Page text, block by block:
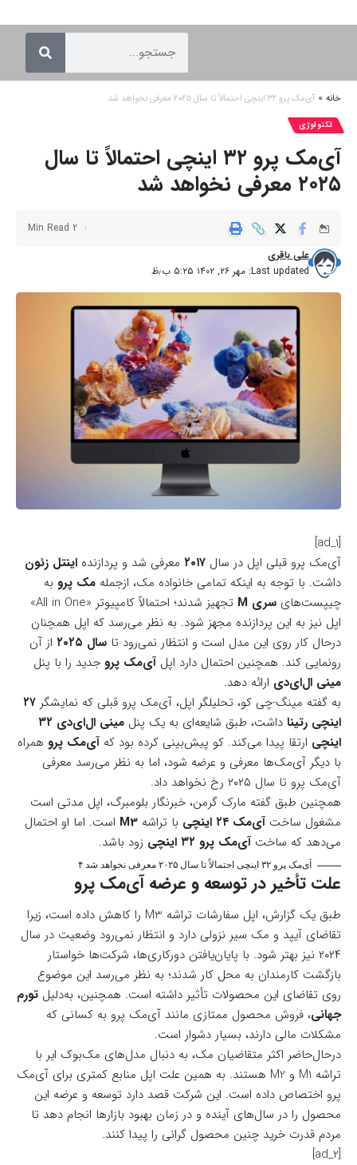
خانه » آی‌مک پرو ۳۲ اینچی احتمالاً تا سال ۲۰۲۵ معرفی نخواهد شد
تکنولوژی
آی‌مک پرو ۳۲ اینچی احتمالاً تا سال
۲۰۲۵ معرفی نخواهد شد
Last updated: مهر ۲۶, ۱۴۰۲ ۵:۲۵ ب٫ظ
علی باقری
2 Min Read
[ad_1]
آی‌مک پرو قبلی اپل در سال ۲۰۱۷ معرفی شد و پردازنده اینتل زئون
داشت. با توجه به اینکه تمامی خانواده‌ مک‌‌، ازجمله مک پرو به
چیپست‌های سری M
تجهیز شدند؛ احتمالاً کامپیوتر «All in One»
اپل نیز به این پردازنده مجهز شود. به نظر می‌رسد که اپل همچنان
درحال کار روی این مدل است و انتظار نمی‌رود تا سال ۲۰۲۵
از آن
رونمایی کند. همچنین احتمال دارد اپل آی‌مک پرو جدید را با پنل
مینی ال‌ای‌دی ارائه دهد.
به گفته مینگ-چی کو، تحلیلگر اپل، آی‌مک پرو قبلی که نمایشگر ۲۷
اینچی رتینا داشت، طبق شایعه‌ای به یک پنل
مینی ال‌ای‌دی ۳۲
اینچی ارتقا پیدا می‌کند. کو پیش‌بینی کرده بود که آی‌مک پرو همراه
با دیگر آی‌مک‌ها معرفی و عرضه شود، اما به نظر می‌رسد معرفی
آی‌مک پرو تا سال ۲۰۲۵ رخ نخواهد داد.
همچنین طبق گفته مارک گرمن، خبرنگار بلومبرگ، اپل مدتی است
مشغول ساخت آی‌مک ۲۴ اینچی با تراشه M3 است. اما او احتمال
می‌دهد که ساخت آی‌مک پرو ۳۲ اینچی زود باشد.
آی‌مک پرو ۳۲ اینچی احتمالاً تا سال ۲۰۲۵ معرفی نخواهد شد ۴
علت تأخیر در توسعه و عرضه آی‌مک پرو
طبق یک گزارش، اپل سفارشات تراشه M3 را کاهش داده است، زیرا
تقاضای آیپد و مک سیر نزولی دارد و انتظار نمی‌رود وضعیت در سال
۲۰۲۴ نیز بهتر شود. با پایان‌یافتن دورکاری‌ها، شرکت‌ها خواستار
بازگشت کارمندان به محل کار شدند؛ به نظر می‌رسد این موضوع
روی تقاضای این محصولات تأثیر داشته است. همچنین، به‌دلیل تورم
جهانی، فروش محصول ممتازی مانند آی‌مک پرو به کسانی که
مشکلات مالی دارند، بسیار دشوار است.
درحال‌حاضر اکثر متقاضیان مک، به دنبال مدل‌های مک‌بوک ایر با
تراشه M1 و M2 هستند. به همین علت اپل منابع کمتری برای آی‌مک
پرو اختصاص داده است. این شرکت قصد دارد توسعه و عرضه این
محصول را در سال‌های آینده و در زمان بهبود بازارها انجام دهد تا
مردم قدرت خرید چنین محصول گرانی را پیدا کنند.
[ad_2]